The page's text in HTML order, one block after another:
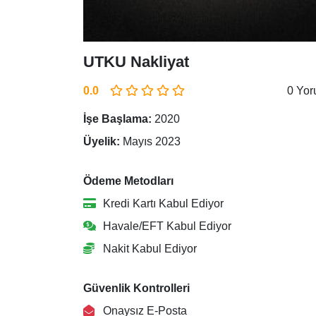
UTKU Nakliyat
0.0 0
İşe Başlama: 2020
Üyelik: Mayıs 2023
Ödeme Metodları
Kredi Kartı Kabul Ediyor
Havale/EFT Kabul Ediyor
Nakit Kabul Ediyor
Güvenlik Kontrolleri
Onaysız E-Posta